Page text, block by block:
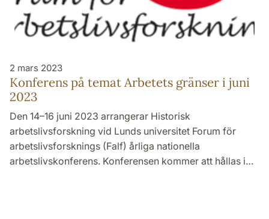
2 mars 2023
Konferens på temat Arbetets gränser i juni
2023
Den 14–16 juni 2023 arrangerar Historisk
arbetslivsforskning vid Lunds universitet Forum för
arbetslivsforsknings (Falf) årliga nationella
arbetslivskonferens. Konferensen kommer att hållas i…